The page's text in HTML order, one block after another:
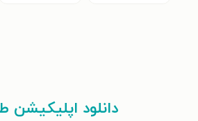
دانلود اپلیکیشن